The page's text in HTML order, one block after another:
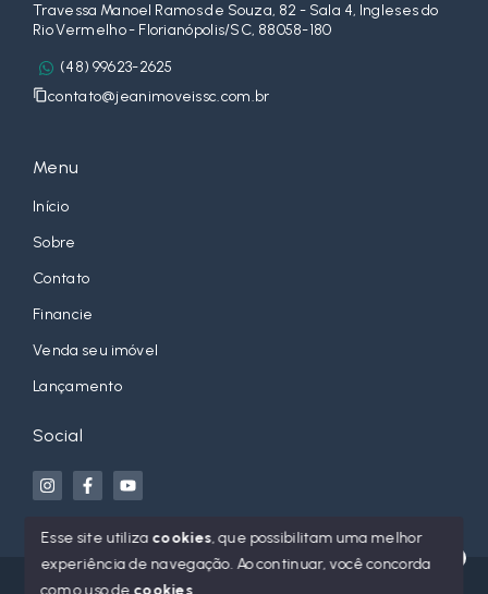
Olá! Estamos disponíveis para te ajudar.
Travessa Manoel Ramos de Souza, 82 - Sala 4, Ingleses do
Rio Vermelho - Florianópolis/SC, 88058-180
(48) 99623-2625
contato@jeanimoveissc.com.br
Menu
Início
Sobre
Contato
Financie
Venda seu imóvel
Lançamento
Social
© Copyright 2026 - Jean Orso Imóveis - Todos os direitos
Esse site utiliza cookies, que possibilitam uma melhor
experiência de navegação.Ao continuar, você concorda
com o uso de cookies